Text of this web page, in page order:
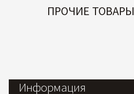
ПРОЧИЕ ТОВАРЫ
Информация